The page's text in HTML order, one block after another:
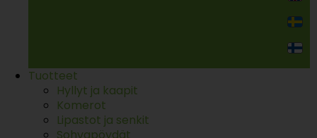
Tuotteet
Hyllyt ja kaapit
Komerot
Lipastot ja senkit
Sohvapöydät